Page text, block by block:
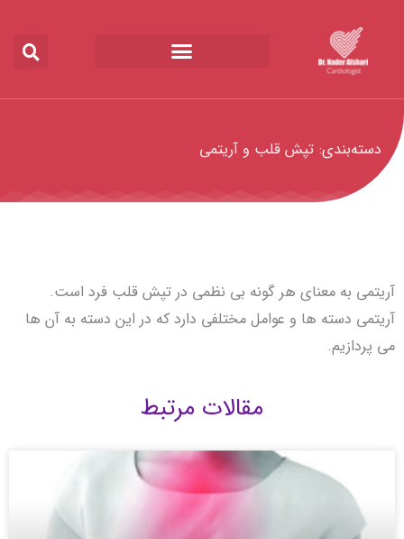
دسته‌بندی: تپش قلب و آریتمی
آریتمی به معنای هر گونه بی نظمی در تپش قلب فرد است.
آریتمی دسته ها و عوامل مختلفی دارد که در این دسته به آن ها
می پردازیم.
مقالات مرتبط